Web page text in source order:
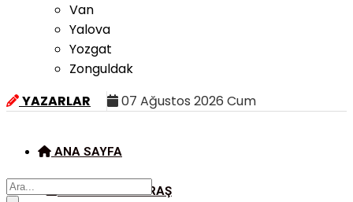
Van
Yalova
Yozgat
Zonguldak
YAZARLAR
07 Ağustos 2026 Cum
ANA SAYFA
KAHRAMANMARAŞ